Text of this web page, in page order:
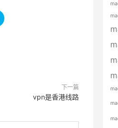
下一篇
vpn是香港线路